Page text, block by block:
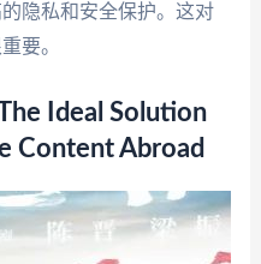
隐私和安全保护。这对
要。
Ideal Solution
Content Abroad